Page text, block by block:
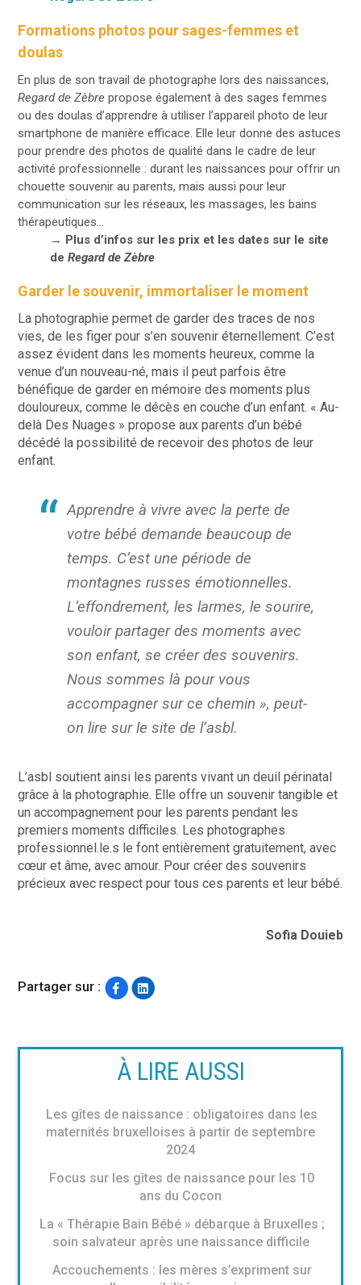
Formations photos pour sages-femmes et
doulas
En plus de son travail de photographe lors des naissances,
Regard de Zèbre propose également à des sages femmes
ou desdoulas d’apprendre à utiliser l’appareil photo de leur
smartphone de manière efficace. Elle leur donne des astuces
pour prendre des photos de qualité dans le cadre de leur
activité professionnelle : durant les naissances pour offrir un
chouette souvenir au parents, mais aussi pour leur
communication sur les réseaux, les massages, les bains
thérapeutiques…
→ Plus d’infos sur les prix et les dates sur le site
deRegard de Zèbre
Garder le souvenir, immortaliser le moment
La photographie permet de garder des traces de nos
vies, de les figer pour s’en souvenir éternellement. C’est
assez évident dans les moments heureux, comme la
venue d’un nouveau-né, mais il peut parfois être
bénéfique de garder en mémoire des moments plus
douloureux, comme le décès en couche d’un enfant. « Au-
delà Des Nuages » propose aux parents d’un bébé
décédé la possibilité de recevoir des photos de leur
enfant.
Apprendre à vivre avec la perte de
votre bébé demande beaucoup de
temps. C’est une période de
montagnes russes émotionnelles.
L’effondrement, les larmes, le sourire,
vouloir partager des moments avec
son enfant, se créer des souvenirs.
Nous sommes là pour vous
accompagner sur ce chemin », peut-
on lire sur le site de l’asbl.
L’asbl soutient ainsi les parents vivant un deuil périnatal
grâce à la photographie. Elle offre un souvenir tangible et
un accompagnement pour les parents pendant les
premiers moments difficiles. Les photographes
professionnel.le.s le font entièrement gratuitement, avec
cœur et âme, avec amour. Pour créer des souvenirs
précieux avec respect pour tous ces parents et leur bébé.
Sofia Douieb
Partager sur :
À LIRE AUSSI
Les gîtes de naissance : obligatoires dans les
maternités bruxelloises à partir de septembre
2024
Focus sur les gîtes de naissance pour les 10
ans du Cocon
La « Thérapie Bain Bébé » débarque à Bruxelles ;
soin salvateur après une naissance difficile
Accouchements : les mères s’expriment sur